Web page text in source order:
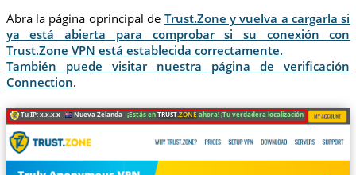
Abra la página oprincipal de Trust.Zone y vuelva a cargarla si
ya está abierta para comprobar si su conexión con
Trust.Zone VPN está establecida correctamente.
También puede visitar nuestra página de verificación
Connection.
Tu IP: x.x.x.x · Nueva Zelanda ·¡Estás enTRUST.ZONE ahora! ¡Tu verdadera localización está oculta!